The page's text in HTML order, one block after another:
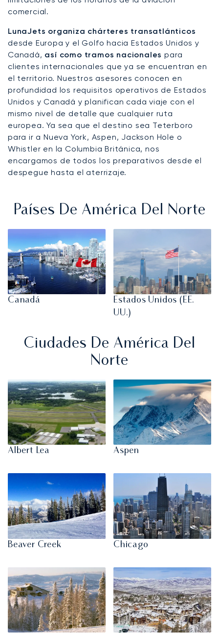
comercial.
LunaJets organiza chárteres transatlánticos
desde Europa y el Golfo hacia Estados Unidos y
Canadá, así como tramos nacionales para
clientes internacionales que ya se encuentran en
el territorio. Nuestros asesores conocen en
profundidad los requisitos operativos de Estados
Unidos y Canadá y planifican cada viaje con el
mismo nivel de detalle que cualquier ruta
europea. Ya sea que el destino sea Teterboro
para ir a Nueva York, Aspen, Jackson Hole o
Whistler en la Columbia Británica, nos
encargamos de todos los preparativos desde el
despegue hasta el aterrizaje.
Países De América Del Norte
Canadá
Estados Unidos (EE.
UU.)
Ciudades De América Del
Norte
Albert Lea Aspen
Beaver Creek Chicago